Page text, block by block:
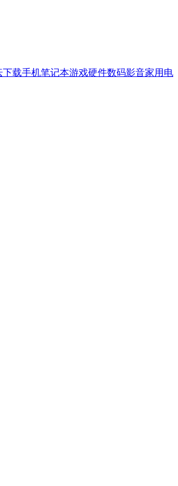
下载手机笔记本游戏硬件数码影音家用电